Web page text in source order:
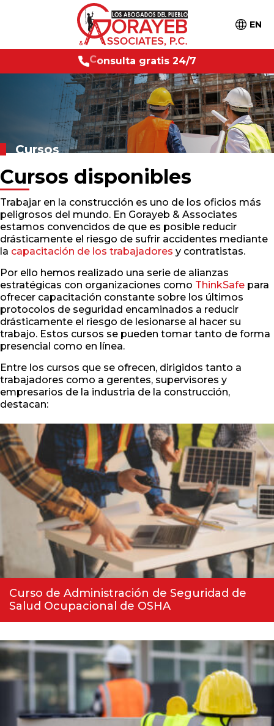
EN
Consu ta
gratis 24/7
Cursos
Cursos disponibles
Trabajar en la construcción es uno de los oficios más
peligrosos del mundo. En Gorayeb & Associates
estamos convencidos de que es posible reducir
drásticamente el riesgo de sufrir accidentes mediante
la capacitación de los trabajadores y contratistas.
Por ello hemos realizado una serie de alianzas
estratégicas con organizaciones como ThinkSafe para
ofrecer capacitación constante sobre los últimos
protocolos de seguridad encaminados a reducir
drásticamente el riesgo de lesionarse al hacer su
trabajo. Estos cursos se pueden tomar tanto de forma
presencial como en línea.
Entre los cursos que se ofrecen, dirigidos tanto a
trabajadores como a gerentes, supervisores y
empresarios de la industria de la construcción,
destacan:
Curso de Administración de Seguridad de
Salud Ocupacional de OSHA